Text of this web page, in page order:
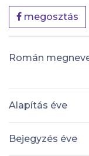
megosztás
Román
Alapítás éve
Bejegyzés éve